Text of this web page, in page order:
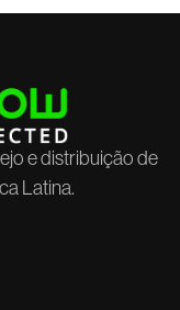
e distribuição de
Latina.